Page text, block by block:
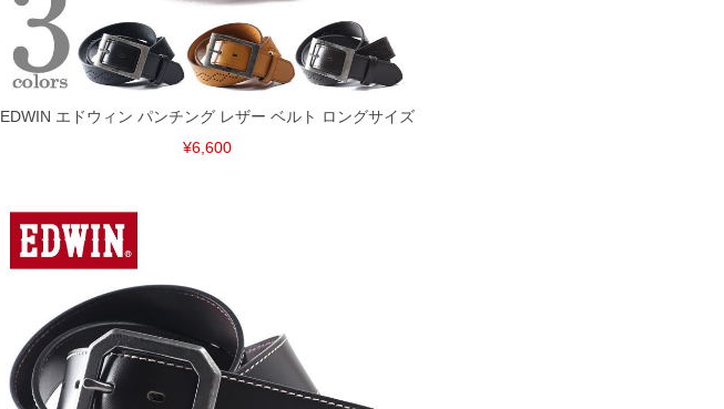
EDWIN エドウィン パンチング レザー ベルト ロングサイズ
¥6,600